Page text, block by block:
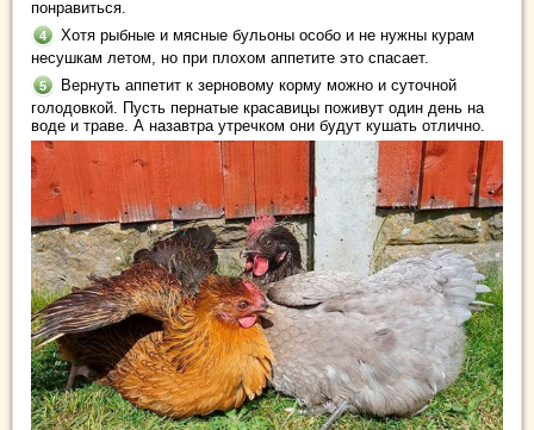
понравиться.
Хотя рыбные и мясные бульоны особо и не нужны курам
несушкам летом, но при плохом аппетите это спасает.
Вернуть аппетит к зерновому корму можно и суточной
голодовкой. Пусть пернатые красавицы поживут один день на
воде и траве. А назавтра утречком они будут кушать отлично.